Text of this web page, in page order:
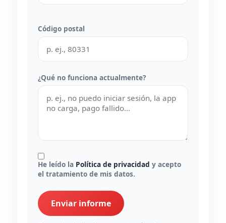
Código postal
¿Qué no funciona actualmente?
He leído la Política de privacidad y acepto
el tratamiento de mis datos.
Enviar informe